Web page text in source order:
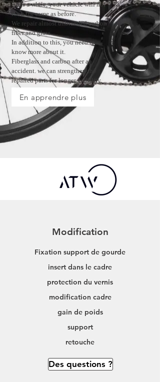
After a while, your vehicle will not
look the same as before.
We repair almost unbranded carbon
fiber and glass.
In addition to this, you need to
know more about it.
Fiberglass and carbon after an
accident. we can strengthen the
repaired parts for longer viability.
En apprendre plus
Modification
Fixation support de gourde
insert dans le cadre
protection du vernis
modification cadre
gain de poids
support
retouche
Des questions ?